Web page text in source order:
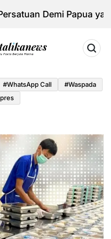
Demi Papua yang
#WhatsApp Call
#waspada